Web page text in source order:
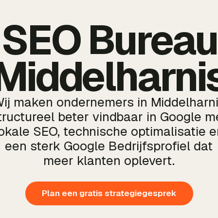
SEO Bureau
maken ondernemers in
beter vindbaar in Google
SEO, technische optimalisatie
een sterk Google Bedrijfsprofiel dat
meer klanten oplevert.
Plan een gratis strategiegesprek